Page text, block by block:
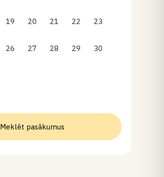
19 20 21 22 23
26 27 28 29 30
Meklēt pasākumus